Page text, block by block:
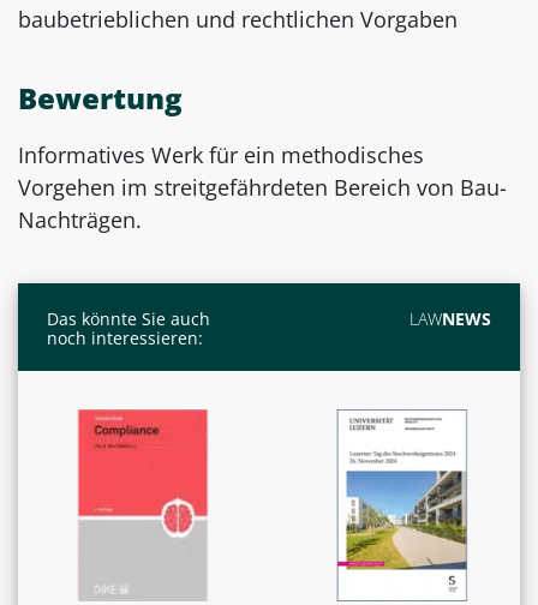
baubetrieblichen und rechtlichen Vorgaben
Bewertung
Informatives Werk für ein methodisches
Vorgehen im streitgefährdeten Bereich von Bau-
Nachträgen.
Das könnte Sie auch
noch interessieren:
LAWNEWS